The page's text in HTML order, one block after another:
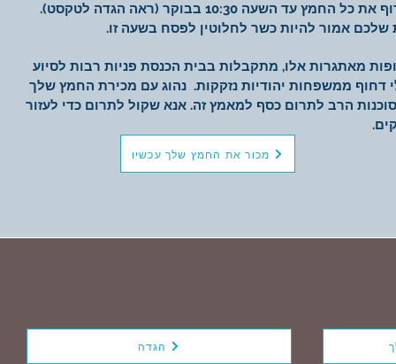
ולשרוף את כל החמץ עד השעה 10:30 בבוקר (ראה הגדה לטקסט).
שלכם אמור להיות כשר לחלוטין לפסח בשעה זו.
מאתגרות אלו, מתקבלות בבית הכנסת פניות רבות לסיוע
דחוף ממשפחות יהודיות נזקקות. נהוג עם מכירת החמץ שלך
הרב לתרום כסף למאמץ זה. אנא שקול לתרום כדי לעזור
מכור את החמץ שלך עכשיו
הגדה